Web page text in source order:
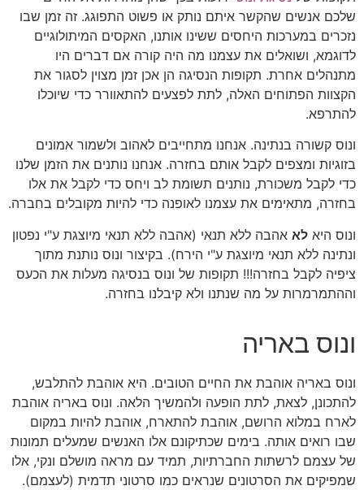
שלכם אנשים שהקשר איתם נותק או פשוט התפוגג. זה זמן שבו
נזכרים במערכות היחסים ששינו אותנו, האקסים המיתולוגיים
לדוגמא, ושואלים את עצמנו מה היה קורה אם דברים היו
מתנהלים אחרת. תקופות הנסיגה הן אכן זמן מצוין לסגור את
הקצוות הפתוחים האלה, לתת לפצעים להתאוורר כדי שיוכלו
להתרפא.
ונוס קשורה בנתינה. אנחנו מתחייבים לאהוב ולשמור אמונים
בזוגיות ומצפים לקבל אותם בחזרה. אנחנו נותנים את הזמן שלנו
כדי לקבל משכורת, נותנים תשומת לב ויחס כדי לקבל את אלו
בחזרה, מתאימים את עצמנו לאופנה כדי להיות מקובלים בחברה.
ונוס היא לא אהבה ללא תנאי (אהבה ללא תנאי מיוצגת ע"י נפטון
ונתינה ללא תנאי מיוצגת ע"י הירח). בקיצור ונוס נותנת מתוך
ציפיה לקבל בחזרה!!! תקופות של ונוס בנסיגה מעלות את הכעס
וההתמרמרות על מה שנתנו ולא קיבלנו בחזרה.
ונוס באריה
ונוס באריה אוהבת את החיים הטובים. היא אוהבת להתלבש,
להתכונן, לצאת, לתת הופעה ולהמשיך הלאה. ונוס באריה אוהבת
לארח במלוא הרושם, אוהבת להתארח, אוהבת להיות במקום
שבו רואים אותה. בימים שכתיקונם אלו האנשים שמעלים תמונות
של עצמם לרשתות החברתיות, תמיד עם מראה מושלם ונקי, אלו
שמפיקים את הסרטונים שנראים כמו סרטוני תדמית (לעצמם).